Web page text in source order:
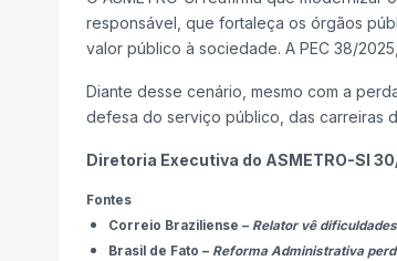
responsável, que fortaleça os órgãos
valor público à sociedade. A PEC 38/
Diante desse cenário, mesmo com a
defesa do serviço público, das carreiras
Diretoria Executiva do ASMETRO-SI
Fontes
Correio Braziliense – Relator vê
Brasil de Fato – Reforma Administrativa